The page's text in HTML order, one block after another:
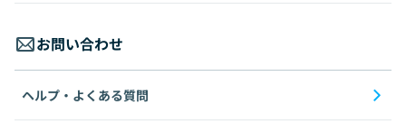
お問い合わせ
ヘルプ・よくある質問